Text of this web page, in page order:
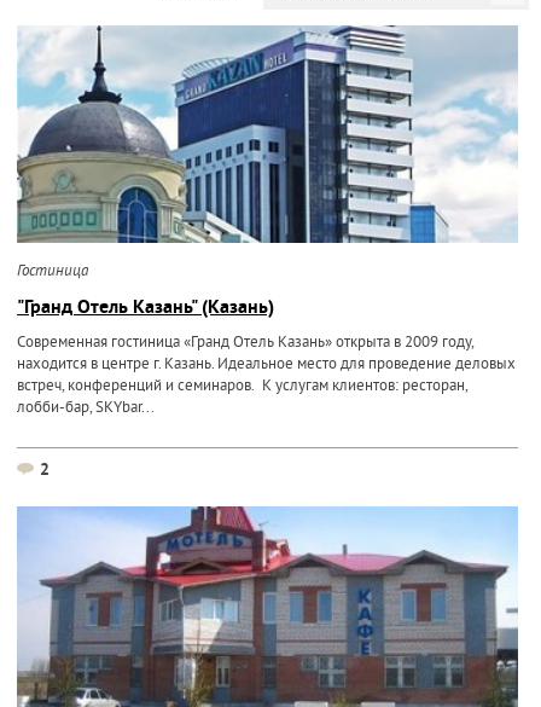
Гостиница
"Гранд Отель Казань" (Казань)
Современная гостиница «Гранд Отель Казань» открыта в 2009 году,
находится в центре г. Казань. Идеальное место для проведение деловых
встреч, конференций и семинаров. К услугам клиентов: ресторан,
лобби-бар, SKYbar...
2